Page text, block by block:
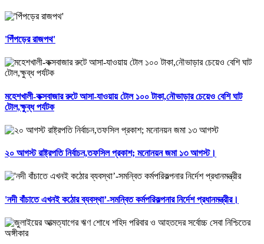
'পিঁপড়ের রাজপথ'
মহেশখালী-কক্সবাজার রুটে আসা-যাওয়ায় টোল ১০০ টাকা,নৌভাড়ার চেয়েও বেশি ঘাট
টোল,ক্ষুব্ধ পর্যটক
২০ আগস্ট রাষ্ট্রপতি নির্বাচন,তফসিল প্রকাশ; মনোনয়ন জমা ১৩ আগস্ট।
'নদী বাঁচাতে এখনই কঠোর ব্যবস্থা’-সমন্বিত কর্মপরিকল্পনার নির্দেশ প্রধানমন্ত্রীর।